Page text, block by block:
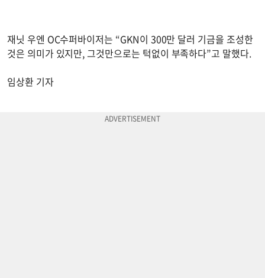
재닛 우엔 OC수퍼바이저는 “GKN이 300만 달러 기금을 조성한
것은 의미가 있지만, 그것만으로는 턱없이 부족하다”고 말했다.
임상환 기자